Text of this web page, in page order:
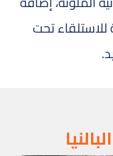
تحت